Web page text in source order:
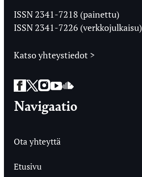
Ylioppilaslehti
ISSN 2341-7218 (painettu)
ISSN 2341-7226 (verkkojulkaisu)
Katso yhteystiedot >
Facebook
Twitter
Instagram
YouTube
SoundCloud
Navigaatio
Ota yhteyttä
Etusivu